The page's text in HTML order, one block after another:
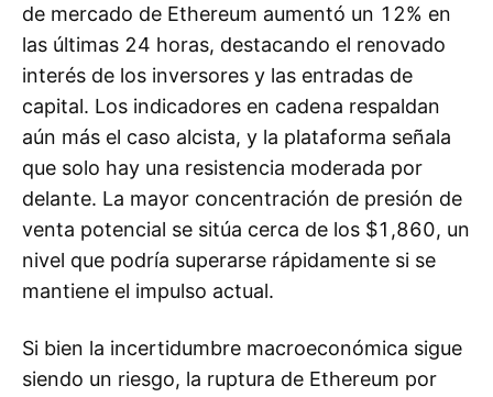
de mercado de Ethereum aumentó un 12% en
las últimas 24 horas, destacando el renovado
interés de los inversores y las entradas de
capital. Los indicadores en cadena respaldan
aún más el caso alcista, y la plataforma señala
que solo hay una resistencia moderada por
delante. La mayor concentración de presión de
venta potencial se sitúa cerca de los $1,860, un
nivel que podría superarse rápidamente si se
mantiene el impulso actual.
Si bien la incertidumbre macroeconómica sigue
siendo un riesgo, la ruptura de Ethereum por